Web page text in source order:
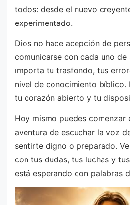
todos: desde el nuevo
experimentado.
Dios no hace acepción de
comunicarse con cada uno de
importa tu trasfondo, tus
nivel de conocimiento bíblico.
tu corazón abierto y tu
Hoy mismo puedes comenzar
aventura de escuchar la voz
sentirte digno o preparado.
con tus dudas, tus luchas y
está esperando con palabras